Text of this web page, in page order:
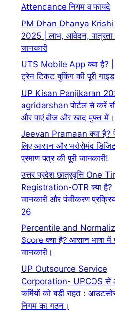
Attendance नियम व फायदे
PM Dhan Dhanya Krishi
2025 | लाभ, आवेदन, पात्रता
जानकारी
UTS Mobile App क्या है?
ट्रेन टिकट बुकिंग की पूरी गाइड
UP Kisan Panjikaran
agridarshan पोर्टल से करें
और पाएं बीज और खाद मुफ्त में।
Jeevan Pramaan क्या है?
लिए आसान और भरोसेमंद
प्रमाण पत्र की पूरी जानकारी!
उत्तर प्रदेश छात्रवृत्ति One
Registration-OTR क्या है?
जानकारी और पंजीकरण
26
Percentile and
Score क्या है? आसान भाषा में
जानकारी।
UP Outsource Service
Corporation- UPCOS से
कर्मियों को बड़ी राहत :
निगम का गठन।